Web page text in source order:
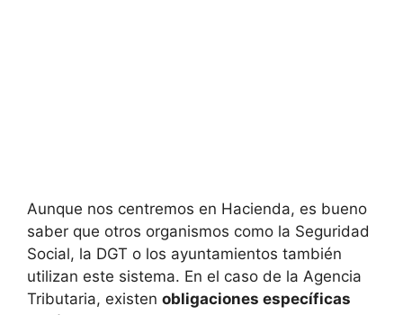
Aunque nos centremos en Hacienda, es bueno
saber que otros organismos como la Seguridad
Social, la DGT o los ayuntamientos también
utilizan este sistema. En el caso de la Agencia
Tributaria, existen obligaciones específicas